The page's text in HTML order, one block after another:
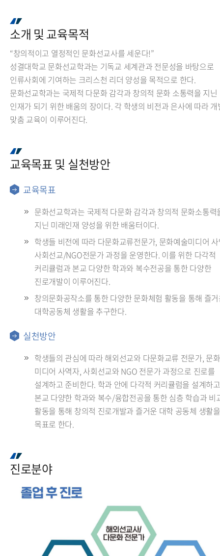
소개 및 교육목적
“창의적이고 열정적인 문화선교사를 세운다!”
성결대학교 문화선교학과는 기독교 세계관과 전문성을 바탕으로
인류사회에 기여하는 크리스천 리더 양성을 목적으로 한다.
문화선교학과는 국제적 다문화 감각과 창의적 문화 소통력을 지닌
인재가 되기 위한 배움의 장이다. 각 학생의 비전과 은사에 따라 개
맞춤 교육이 이루어진다.
교육목표 및 실천방안
교육목표
문화선교학과는 국제적 다문화 감각과 창의적 문화소통력
지닌 미래인재 양성을 위한 배움터이다.
학생들 비전에 따라 다문화교류전문가, 문화예술미디어
사회선교/NGO전문가 과정을 운영한다. 이를 위한 다각적
커리큘럼과 본교 다양한 학과와 복수전공을 통한 다양한
진로개발이 이루어진다.
창의문화공작소를 통한 다양한 문화체험 활동을 통해 즐
대학공동체 생활을 추구한다.
실천방안
학생들의 관심에 따라 해외선교와 다문화교류 전문가, 문
미디어 사역자, 사회선교와 NGO 전문가 과정으로 진로를
설계하고 준비한다. 학과 안에 다각적 커리큘럼을 설계하
본교 다양한 학과와 복수/융합전공을 통한 심층 학습과 비
활동을 통해 창의적 진로개발과 즐거운 대학 공동체 생활을
목표로 한다.
진로분야